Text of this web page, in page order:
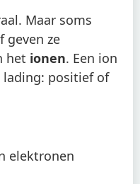
Maar soms
geven ze
het ionen. Een ion
lading: positief of
elektronen